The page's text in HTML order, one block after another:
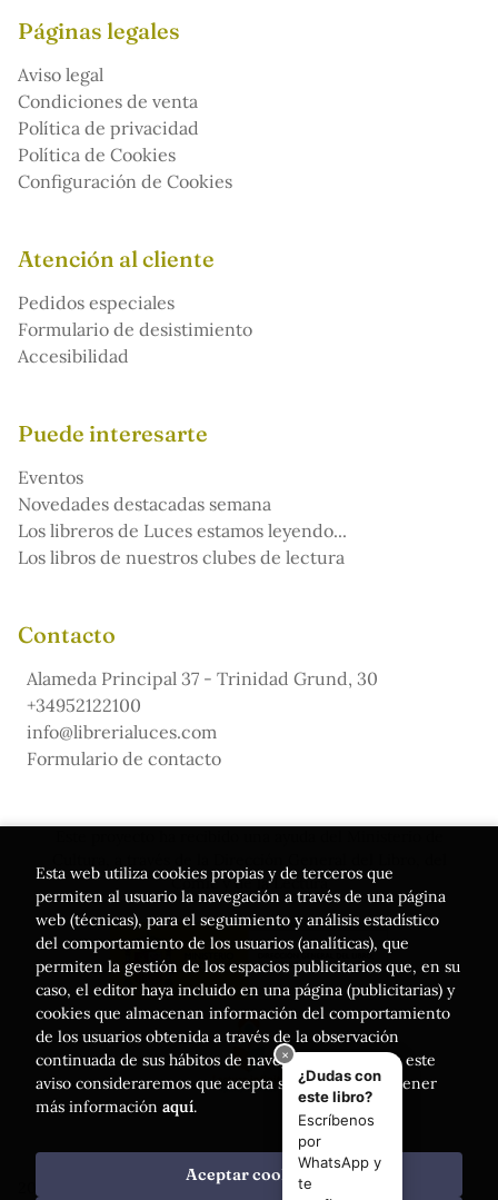
Páginas legales
Aviso legal
Condiciones de venta
Política de privacidad
Política de Cookies
Configuración de Cookies
Atención al cliente
Pedidos especiales
Formulario de desistimiento
Accesibilidad
Puede interesarte
Eventos
Novedades destacadas semana
Los libreros de Luces estamos leyendo...
Los libros de nuestros clubes de lectura
Contacto
Alameda Principal 37 - Trinidad Grund, 30
+34952122100
info@librerialuces.com
Formulario de contacto
Cómic y de la Lectura
. Todos los Derechos Reservados |
Esta web utiliza cookies propias y de terceros que
permiten al usuario la navegación a través de una página
web (técnicas), para el seguimiento y análisis estadístico
del comportamiento de los usuarios (analíticas), que
permiten la gestión de los espacios publicitarios que, en su
caso, el editor haya incluido en una página (publicitarias) y
cookies que almacenan información del comportamiento
de los usuarios obtenida a través de la observación
continuada de sus hábitos de navegación. Si acepta este
aviso consideraremos que acepta su uso. Puede obtener
más información aquí.
Aceptar cookies